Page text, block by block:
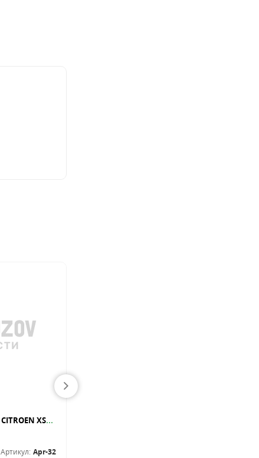
Глушитель приемная труба CITROEN XSARA 1.4D 03-
Артикул: Apr-32